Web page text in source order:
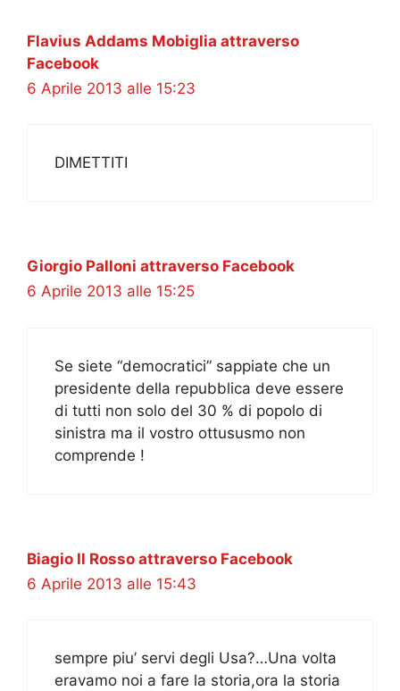
Flavius Addams Mobiglia attraverso
Facebook
6 Aprile 2013 alle 15:23
DIMETTITI
Giorgio Palloni attraverso Facebook
6 Aprile 2013 alle 15:25
Se siete “democratici” sappiate che un
presidente della repubblica deve essere
di tutti non solo del 30 % di popolo di
sinistra ma il vostro ottususmo non
comprende !
Biagio Il Rosso attraverso Facebook
6 Aprile 2013 alle 15:43
sempre piu’ servi degli Usa?…Una volta
eravamo noi a fare la storia,ora la storia